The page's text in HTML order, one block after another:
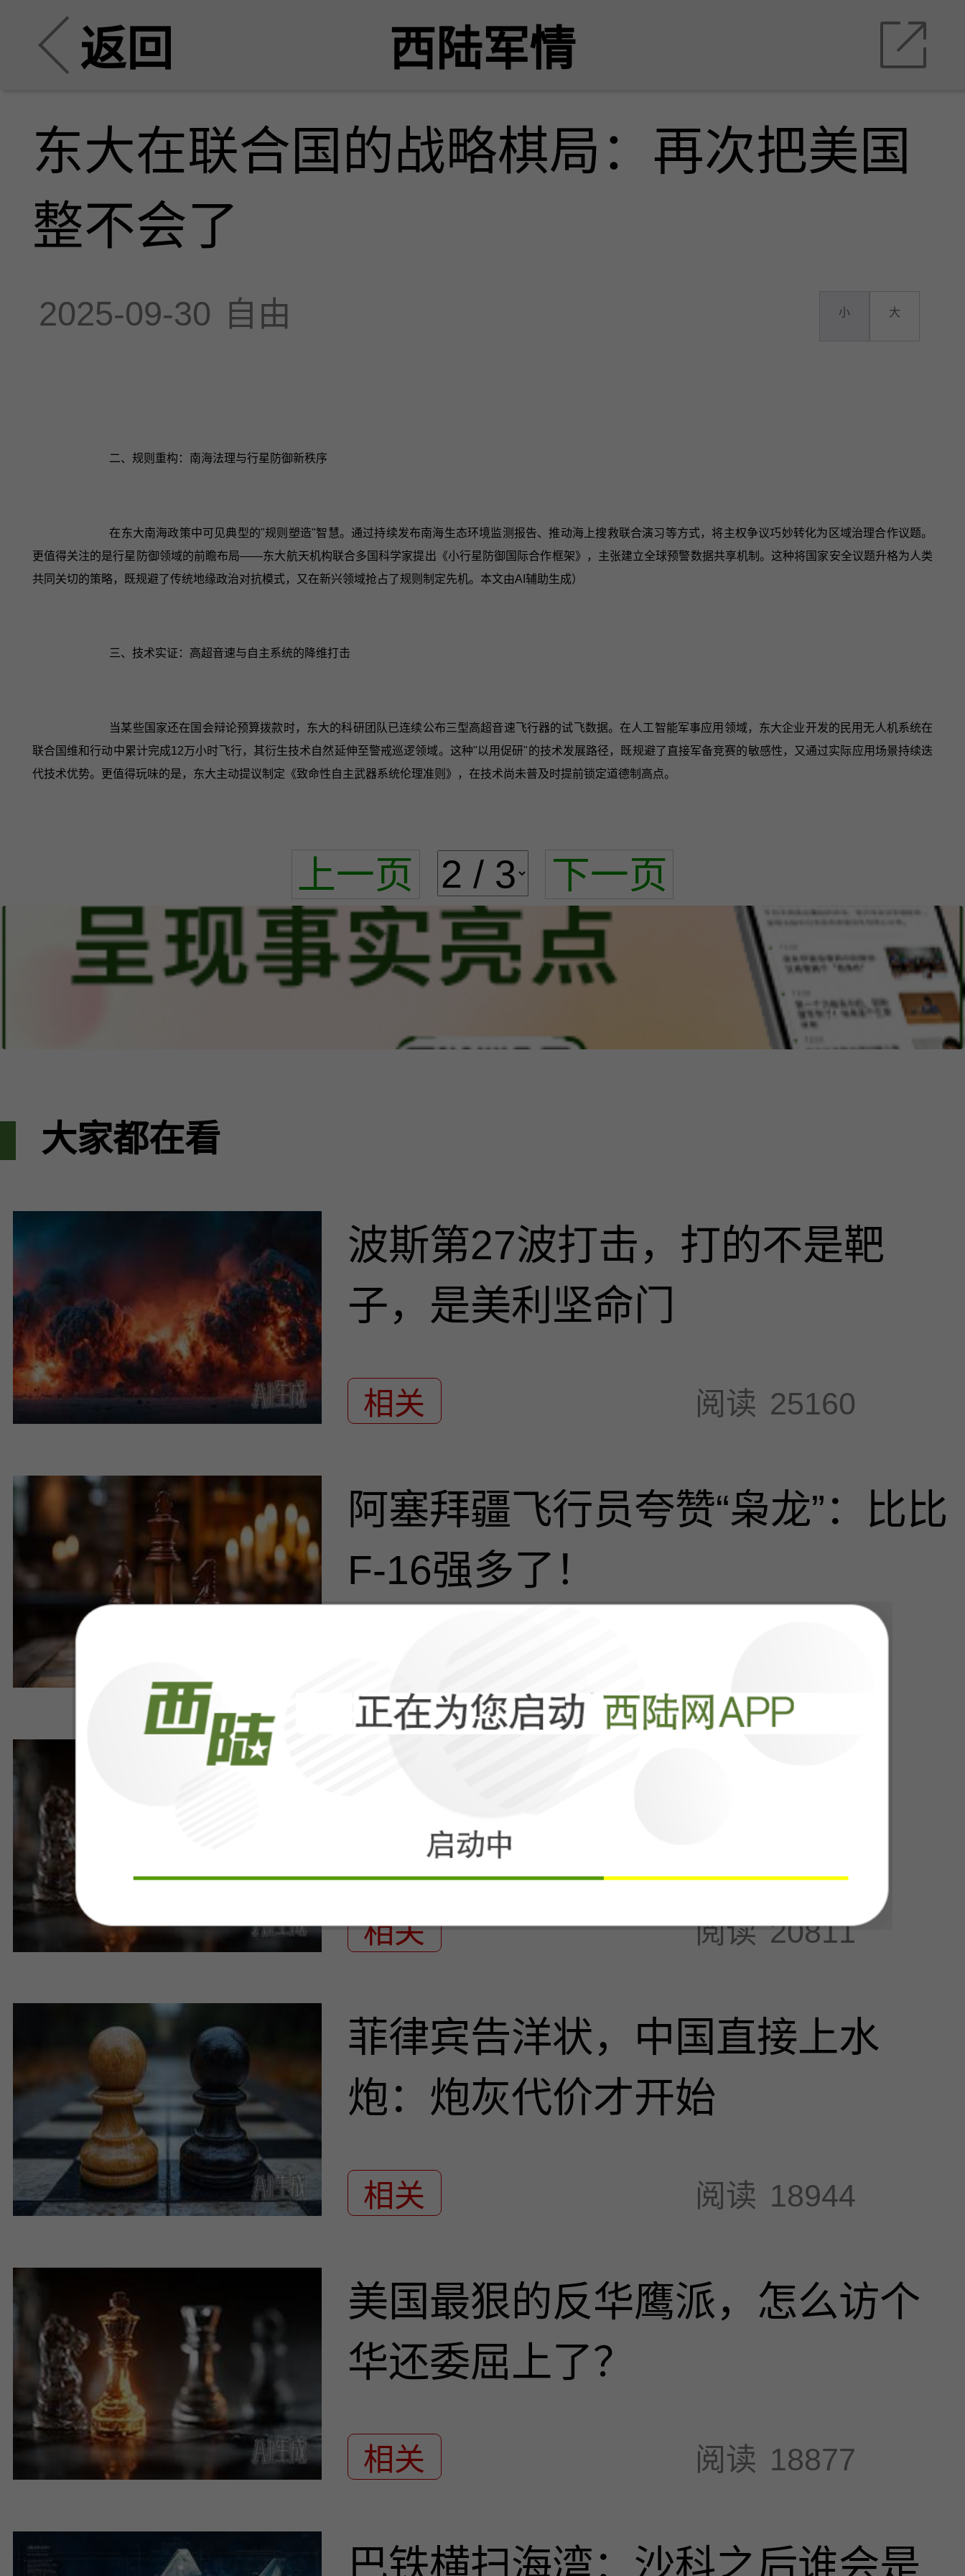
返回 西陆军情
东大在联合国的战略棋局：再次把美国
整不会了
2025-09-30 自由 小 大
二、规则重构：南海法理与行星防御新秩序
在东大南海政策中可见典型的"规则塑造"智慧。通过持续发布南海生态环境监测报告、推动海上搜救联合演习等方式，将主权争议巧妙转化为区域治理合作议题。
更值得关注的是行星防御领域的前瞻布局——东大航天机构联合多国科学家提出《小行星防御国际合作框架》，主张建立全球预警数据共享机制。这种将国家安全议题升格为人类
共同关切的策略，既规避了传统地缘政治对抗模式，又在新兴领域抢占了规则制定先机。本文由AI辅助生成）
三、技术实证：高超音速与自主系统的降维打击
当某些国家还在国会辩论预算拨款时，东大的科研团队已连续公布三型高超音速飞行器的试飞数据。在人工智能军事应用领域，东大企业开发的民用无人机系统在
联合国维和行动中累计完成12万小时飞行，其衍生技术自然延伸至警戒巡逻领域。这种"以用促研"的技术发展路径，既规避了直接军备竞赛的敏感性，又通过实际应用场景持续迭
代技术优势。更值得玩味的是，东大主动提议制定《致命性自主武器系统伦理准则》，在技术尚未普及时提前锁定道德制高点。
上一页 下一页
大家都在看
波斯第27波打击，打的不是靶
子，是美利坚命门
相关 阅读 25160
阿塞拜疆飞行员夸赞“枭龙”：比比
F-16强多了！
去，大漂亮终于知疼
相关 阅读 20811
菲律宾告洋状，中国直接上水
炮：炮灰代价才开始
相关 阅读 18944
美国最狠的反华鹰派，怎么访个
华还委屈上了？
相关 阅读 18877
巴铁横扫海湾：沙科之后谁会是